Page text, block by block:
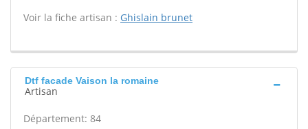
Voir la fiche artisan : Ghislain brunet
Dtf facade Vaison la romaine
Artisan
Département: 84